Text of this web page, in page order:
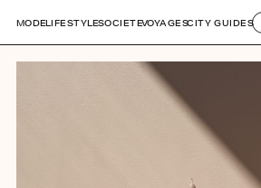
MODELIFESTYLESOCIETEVOYAGESCITY GUIDES